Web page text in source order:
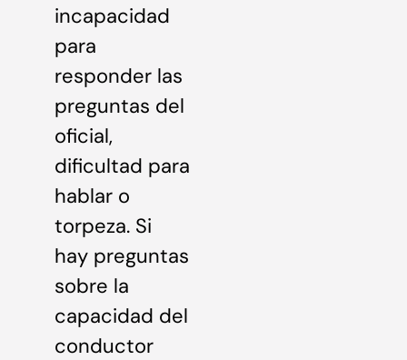
incapacidad
para
responder las
preguntas del
oficial,
dificultad para
hablar o
torpeza. Si
hay preguntas
sobre la
capacidad del
conductor